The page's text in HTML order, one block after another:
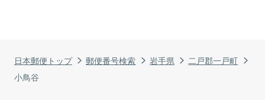
日本郵便トップ 郵便番号検索 岩手県
二戸郡一戸町
小鳥谷